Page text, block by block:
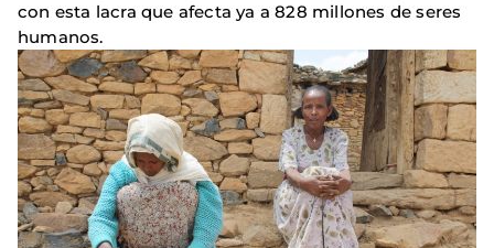
con esta lacra que afecta ya a 828 millones de seres
humanos.